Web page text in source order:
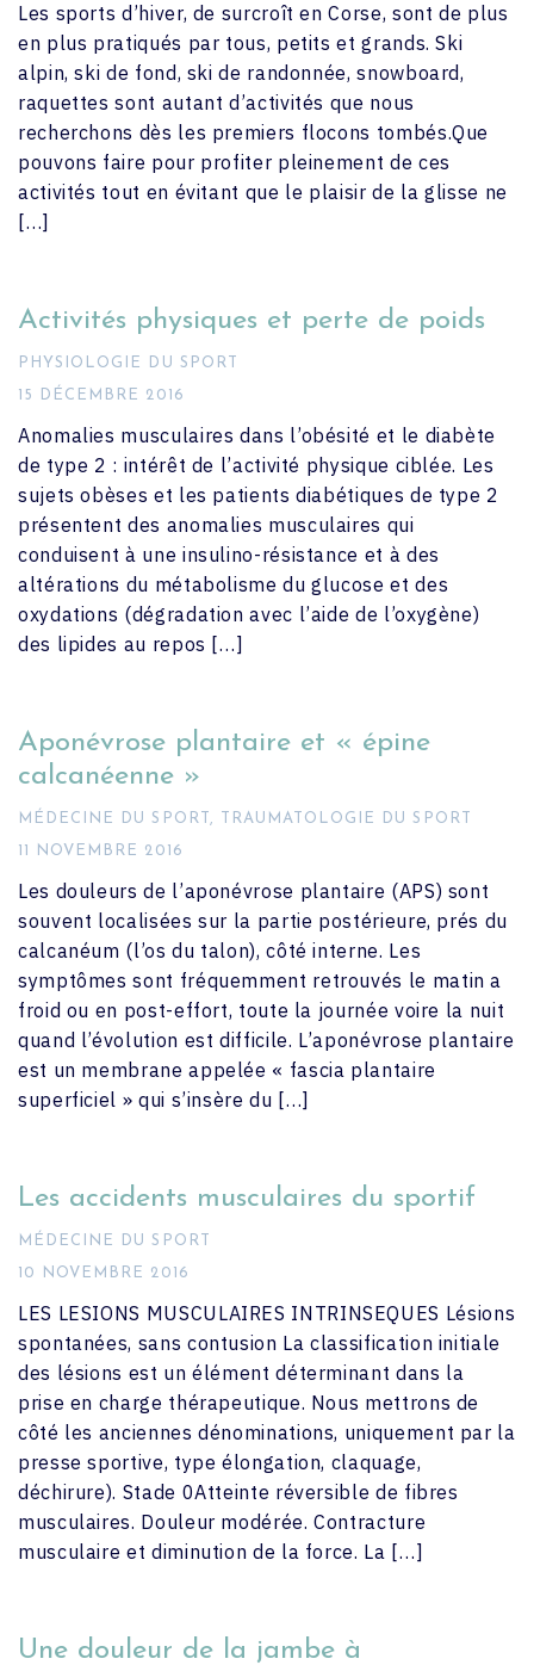
Les sports d’hiver, de surcroît en Corse, sont de plus
en plus pratiqués par tous, petits et grands. Ski
alpin, ski de fond, ski de randonnée, snowboard,
raquettes sont autant d’activités que nous
recherchons dès les premiers flocons tombés.Que
pouvons faire pour profiter pleinement de ces
activités tout en évitant que le plaisir de la glisse ne
[…]
Activités physiques et perte de poids
PHYSIOLOGIE DU SPORT
15 DÉCEMBRE 2016
Anomalies musculaires dans l’obésité et le diabète
de type 2 : intérêt de l’activité physique ciblée. Les
sujets obèses et les patients diabétiques de type 2
présentent des anomalies musculaires qui
conduisent à une insulino-résistance et à des
altérations du métabolisme du glucose et des
oxydations (dégradation avec l’aide de l’oxygène)
des lipides au repos […]
Aponévrose plantaire et « épine
calcanéenne »
MÉDECINE DU SPORT , TRAUMATOLOGIE DU SPORT
11 NOVEMBRE 2016
Les douleurs de l’aponévrose plantaire (APS) sont
souvent localisées sur la partie postérieure, prés du
calcanéum (l’os du talon), côté interne. Les
symptômes sont fréquemment retrouvés le matin a
froid ou en post-effort, toute la journée voire la nuit
quand l’évolution est difficile. L’aponévrose plantaire
est un membrane appelée « fascia plantaire
superficiel » qui s’insère du […]
Les accidents musculaires du sportif
MÉDECINE DU SPORT
10 NOVEMBRE 2016
LES LESIONS MUSCULAIRES INTRINSEQUES Lésions
spontanées, sans contusion La classification initiale
des lésions est un élément déterminant dans la
prise en charge thérapeutique. Nous mettrons de
côté les anciennes dénominations, uniquement par la
presse sportive, type élongation, claquage,
déchirure). Stade 0Atteinte réversible de fibres
musculaires. Douleur modérée. Contracture
musculaire et diminution de la force. La […]
Une douleur de la jambe à